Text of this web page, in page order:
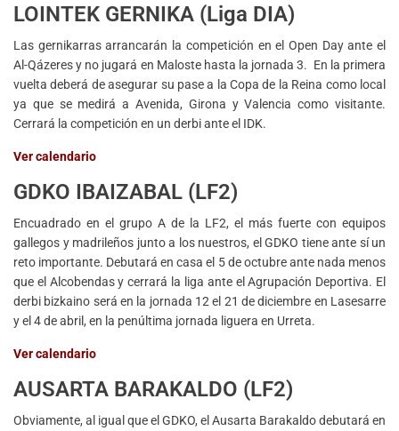
LOINTEK GERNIKA (Liga DIA)
Las gernikarras arrancarán la competición en el Open Day ante el
Al-Qázeres y no jugará en Maloste hasta la jornada 3. En la primera
vuelta deberá de asegurar su pase a la Copa de la Reina como local
ya que se medirá a Avenida, Girona y Valencia como visitante.
Cerrará la competición en un derbi ante el IDK.
Ver calendario
GDKO IBAIZABAL (LF2)
Encuadrado en el grupo A de la LF2, el más fuerte con equipos
gallegos y madrileños junto a los nuestros, el GDKO tiene ante sí un
reto importante. Debutará en casa el 5 de octubre ante nada menos
que el Alcobendas y cerrará la liga ante el Agrupación Deportiva. El
derbi bizkaino será en la jornada 12 el 21 de diciembre en Lasesarre
y el 4 de abril, en la penúltima jornada liguera en Urreta.
Ver calendario
AUSARTA BARAKALDO (LF2)
Obviamente, al igual que el GDKO, el Ausarta Barakaldo debutará en